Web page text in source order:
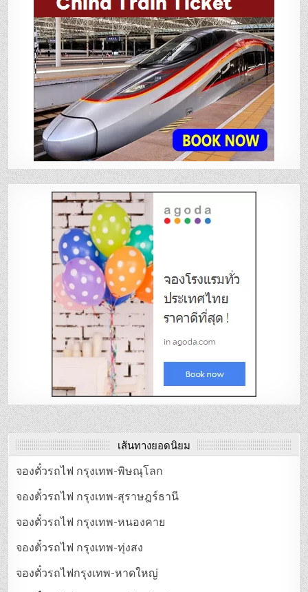
เส้นทางยอดนิยม
จองตั๋วรถไฟ กรุงเทพ-พิษณุโลก
จองตั๋วรถไฟ กรุงเทพ-สุราษฎร์ธานี
จองตั๋วรถไฟ กรุงเทพ-หนองคาย
จองตั๋วรถไฟ กรุงเทพ-ทุ่งสง
จองตั๋วรถไฟกรุงเทพ-หาดใหญ่